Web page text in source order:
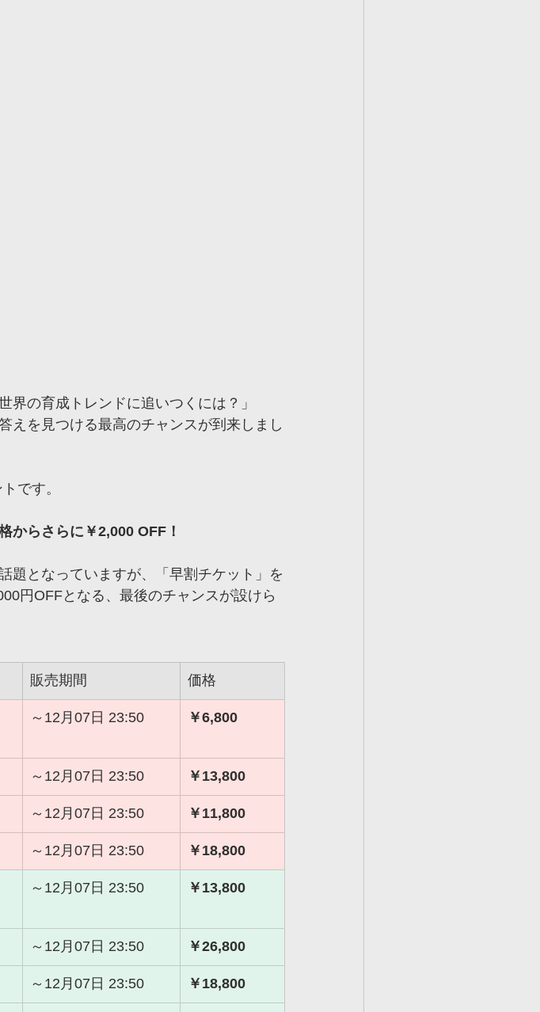
界の育成トレンドに追いつくには？」
えを見つける最高のチャンスが到来しまし
です。
からさらに￥2,000 OFF！
題となっていますが、「早割チケット」を
円OFFとなる、最後のチャンスが設けら
販売期間 価格
～12月07日 23:50 ￥6,800
～12月07日 23:50 ￥13,800
～12月07日 23:50 ￥11,800
～12月07日 23:50 ￥18,800
～12月07日 23:50 ￥13,800
～12月07日 23:50 ￥26,800
～12月07日 23:50 ￥18,800